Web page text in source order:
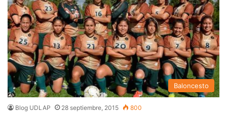
Baloncesto
Blog UDLAP 28 septiembre, 2015 800